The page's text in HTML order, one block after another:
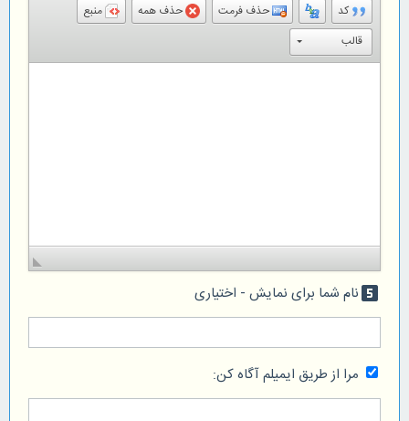
کد
حذف فرمت حذف همه
منبع
قالب
looks_5نام شما برای نمایش - اختیاری
مرا از طریق ایمیلم آگاه کن: